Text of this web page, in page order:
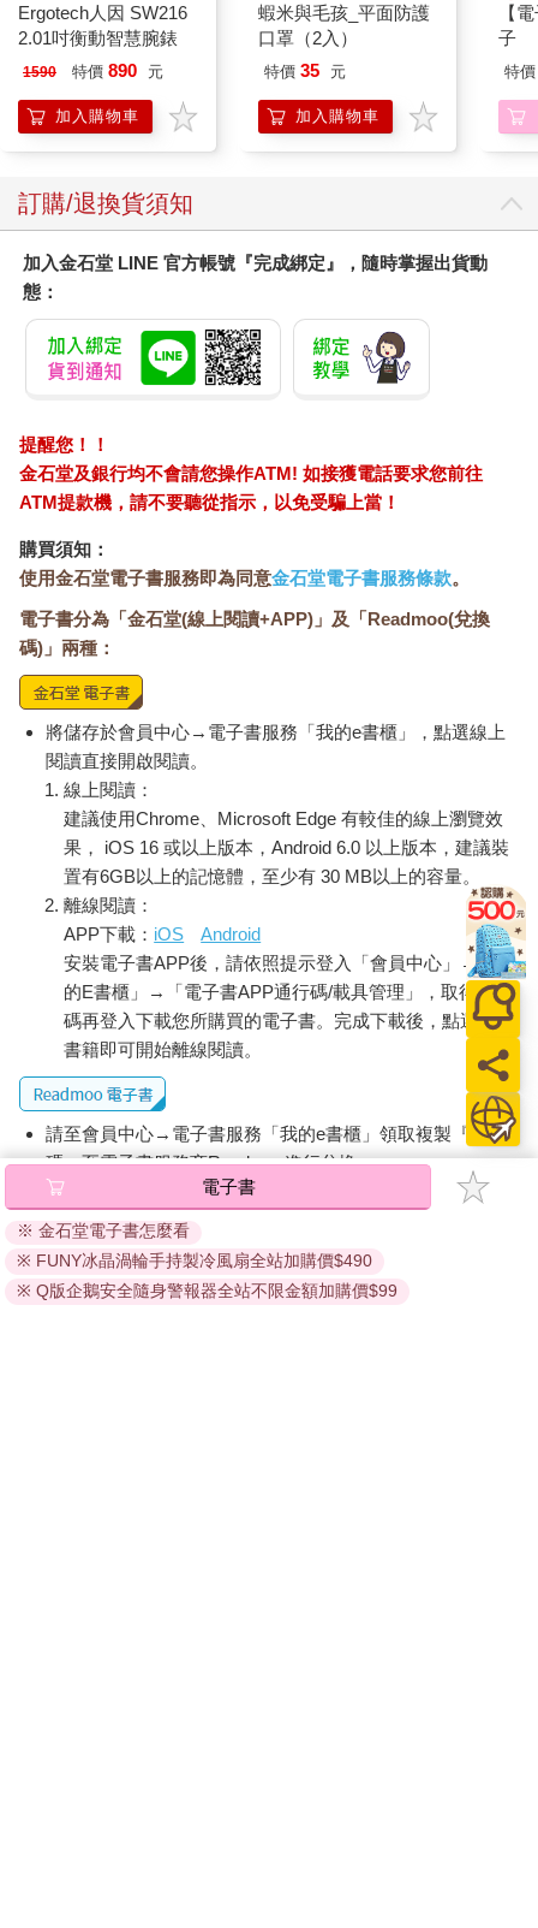
Ergotech人因 SW216
2.01吋衡動智慧腕錶
1590 特價 890 元
加入購物車
蝦米與毛孩_平面防護
口罩（2入）
特價 35 元
加入購物車
【
子
特價
訂購/退換貨須知
加入金石堂 LINE 官方帳號『完成綁定』，隨時掌握出貨動
態：
提醒您！！
金石堂及銀行均不會請您操作ATM! 如接獲電話要求您前往
ATM提款機，請不要聽從指示，以免受騙上當！
購買須知：
使用金石堂電子書服務即為同意金石堂電子書服務條款。
電子書分為「金石堂(線上閱讀+APP)」及「Readmoo(兌換
碼)」兩種：
將儲存於會員中心→電子書服務「我的e書櫃」，點選線上
閱讀直接開啟閱讀。
線上閱讀：
建議使用Chrome、Microsoft Edge 有較佳的線上瀏覽效
果， iOS 16 或以上版本，Android 6.0 以上版本，建議裝
置有6GB以上的記憶體，至少有 30 MB以上的容量。
離線閱讀：
APP下載： iOS
Android
安裝電子書APP後，請依照提示登入「會員中心」→「我
的E書櫃」→「電子書APP通行碼/載具管理」，取得通行
碼再登入下載您所購買的電子書。完成下載後，點選任一
書籍即可開始離線閱讀。
請至會員中心→電子書服務「我的e書櫃」領取複製『兌換
碼』至電子書服務商Readmoo進行兌換。
退換貨須知：
因版權保護，您在金石堂所購買的電子書僅能以金石堂專屬
的閱讀軟體開啟閱讀，無法以其他閱讀器或直接下載檔案。
依據「消費者保護法」第19條及行政院消費者保護處公告之
電子書
※ 金石堂電子書怎麼看
※ FUNY冰晶渦輪手持製冷風扇全站加購價$490
※ Q版企鵝安全隨身警報器全站不限金額加購價$99